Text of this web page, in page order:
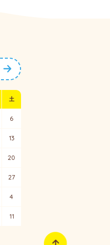
次の月へ
土
6
13
20
27
4
11